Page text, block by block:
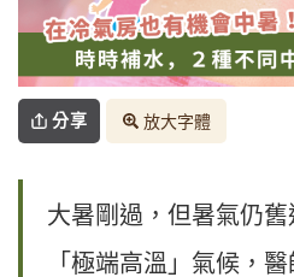
分享 放大字體
大暑剛過，但暑氣仍
「極端高溫」氣候，